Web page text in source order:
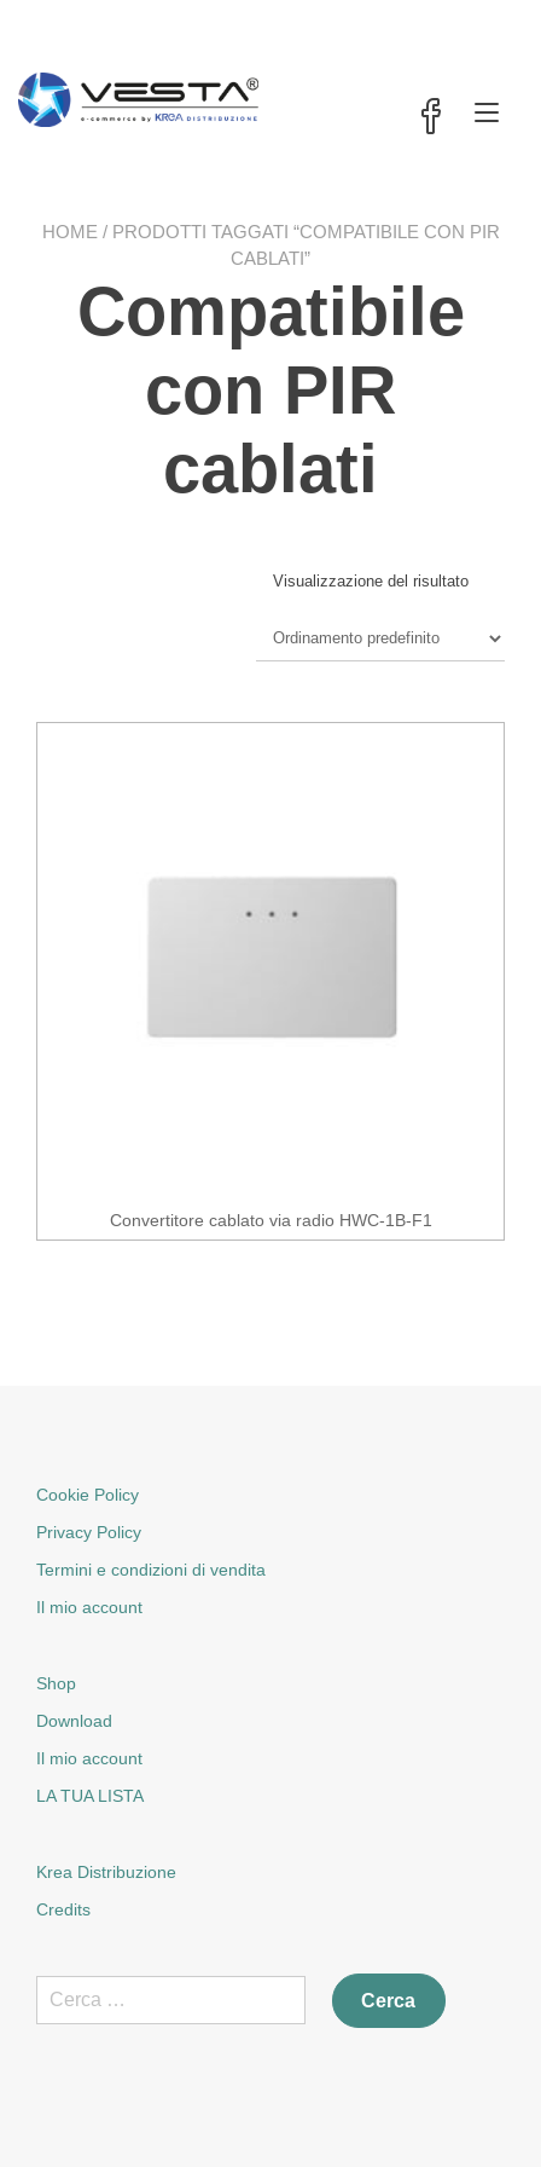
HOME / PRODOTTI TAGGATI “COMPATIBILE CON PIR
CABLATI”
Compatibile
con PIR
cablati
Visualizzazione del risultato
Convertitore cablato via radio HWC-1B-F1
Cookie Policy
Privacy Policy
Termini e condizioni di vendita
Il mio account
Shop
Download
Il mio account
LA TUA LISTA
Krea Distribuzione
Credits
per: